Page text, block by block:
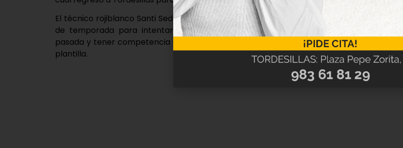
El técnico rojiblanco Santi Sedano podrá así contar con un nuevo delantero lo que resta
de temporada para intentar, por lo menos, igualar los resultados de la temporada
pasada y tener competencia para Juan Fraile, hasta ahora único delantero centro en la
plantilla.